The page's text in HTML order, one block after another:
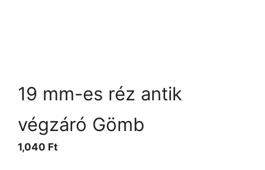
19 mm-es réz antik
végzáró Gömb
1,040 Ft